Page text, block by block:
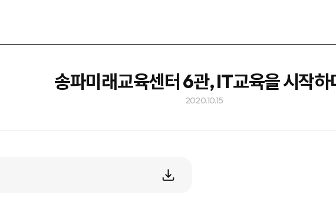
송파미래교육센터 6관, IT교육을 시작하
2020.10.15